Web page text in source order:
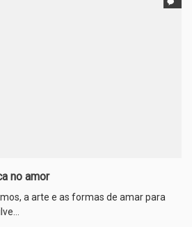
no amor
a arte e as formas de amar para